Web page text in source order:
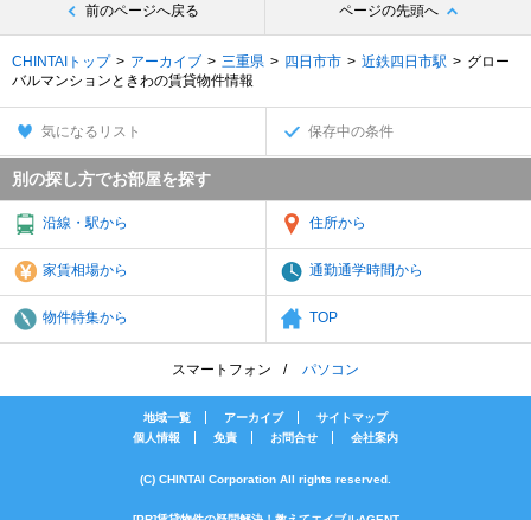
前のページへ戻る ページの先頭へ
CHINTAIトップ アーカイブ 三重県 四日市市 近鉄四日市駅
グロー
バルマンションときわの賃貸物件情報
気になるリスト 保存中の条件
別の探し方でお部屋を探す
沿線・駅から 住所から
家賃相場から 通勤通学時間から
物件特集から TOP
スマートフォン パソコン
地域一覧 アーカイブ
サイトマップ
個人情報
免責 お問合せ 会社案内
(C) CHINTAI Corporation All rights reserved.